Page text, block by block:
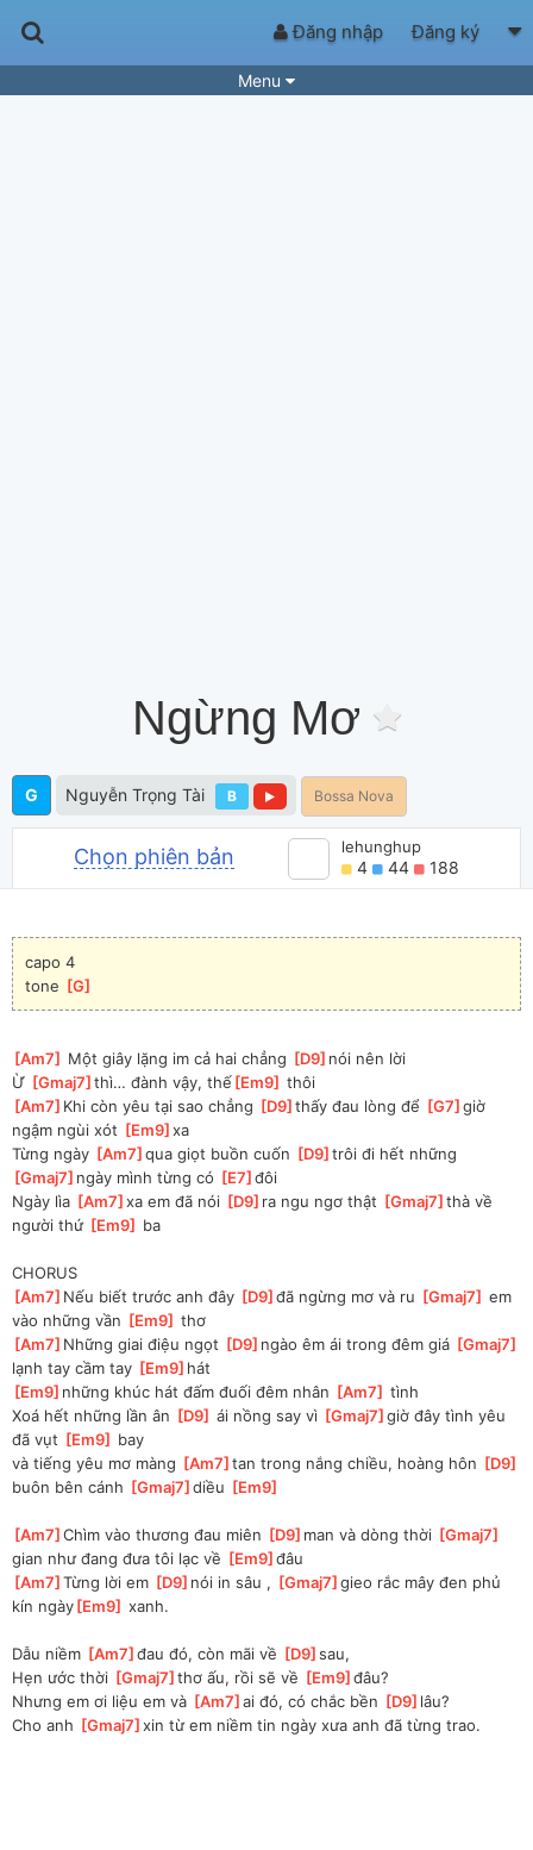
Đăng nhập Đăng ký
Menu
Ngừng Mơ
G Nguyễn Trọng Tài B Bossa Nova
Chọn phiên bản lehunghup
4 44 188
capo 4
tone [G
[Am7 Một giây lặng im cả hai chẳng [D9 ]nói nên lời
Ừ [Gmaj7 ]thì… đành vậy, thế[Em9 ] thôi
[Am7 ]Khi còn yêu tại sao chẳng [D9 ]thấy đau lòng để [G7 ]
giờ
ngậm ngùi xót [Em9 ]
xa
Từng ngày [Am7 ]
qua giọt buồn cuốn [D9 ]trôi đi hết những
Gmaj7 ]ngày mình từng có [E7 ]
đôi
Ngày lìa [Am7 ]
xa em đã nói [D9 ]ra ngu ngơ thật [Gmaj7 ]thà về
người thứ [Em9 ba
CHORUS
[Am7 ]Nếu biết trước anh đây [D9 ]
đã ngừng mơ và ru [Gmaj7 ] em
vào những vần [Em9 ] thơ
[Am7 ]Những giai điệu ngọt [D9 ]ngào êm ái trong đêm giá [Gmaj7
lạnh tay cầm tay [Em9 ]hát
[Em9 ]những khúc hát đấm đuối đêm nhân [Am7 ] tình
Xoá hết những lần ân [D9 ] ái nồng say vì [Gmaj7 ]
giờ đây tình yêu
đã vụt [Em9
bay
và tiếng yêu mơ màng [Am7 ]tan trong nắng chiều, hoàng hôn [D9
buôn bên cánh [Gmaj7 ]
diều [Em9
[Am7 ]
Chìm vào thương đau miên [D9 ]man và dòng thời [Gmaj7
gian như đang đưa tôi lạc về [Em9 ]
đâu
[Am7 ]
Từng lời em [D9 ]nói in sâu , [Gmaj7 ]
gieo rắc mây đen phủ
kín ngày[Em9 ] xanh.
Dẫu niềm [Am7 ]
đau đó, còn mãi về [D9 ]
sau,
Hẹn ước thời [Gmaj7 ]thơ ấu, rồi sẽ về [Em9 ]
đâu?
Nhưng em ơi liệu em và [Am7 ]
ai đó, có chắc bền [D9 ]lâu?
Cho anh [Gmaj7 ]
xin từ em niềm tin ngày xưa anh đã từng trao.